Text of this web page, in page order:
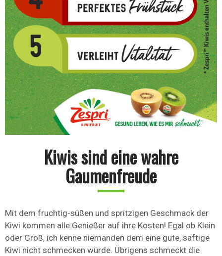
Kiwis sind eine wahre
Gaumenfreude
Mit dem fruchtig-süßen und spritzigen Geschmack der
Kiwi kommen alle Genießer auf ihre Kosten! Egal ob Klein
oder Groß, ich kenne niemanden dem eine gute, saftige
Kiwi nicht schmecken würde. Übrigens schmeckt die